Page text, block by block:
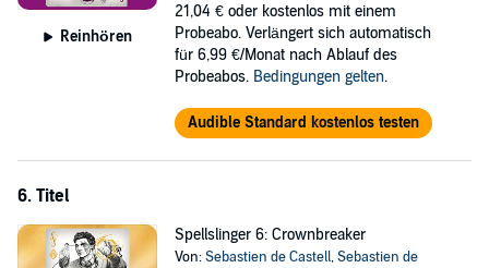
Reinhören
21,04 € oder kostenlos mit einem
Probeabo. Verlängert sich automatisch
für 6,99 €/Monat nach Ablauf des
Probeabos. Bedingungen gelten.
Audible Standard kostenlos testen
6. Titel
Spellslinger 6: Crownbreaker
Von:Sebastien de Castell,Sebastien de